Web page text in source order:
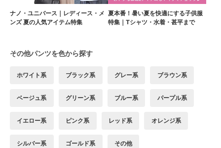
ナノ・ユニバース｜レディース・メ
ンズ 夏の人気アイテム特集
夏本番！暑い夏を快適にする子供服
特集｜Tシャツ・水着・甚平まで
その他パンツを色から探す
ホワイト系 ブラック系 グレー系 ブラウン系
ベージュ系 グリーン系 ブルー系 パープル系
イエロー系 ピンク系 レッド系 オレンジ系
シルバー系 ゴールド系 その他